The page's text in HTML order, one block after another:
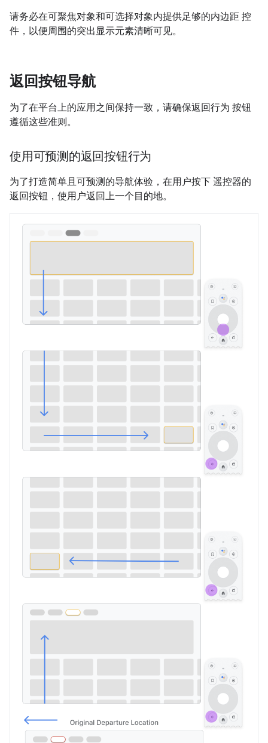
请务必在可聚焦对象和可选择对象内提供足够的内边距 控
件，以便周围的突出显示元素清晰可见。
返回按钮导航
为了在平台上的应用之间保持一致，请确保返回行为 按钮
遵循这些准则。
使用可预测的返回按钮行为
为了打造简单且可预测的导航体验，在用户按下 遥控器的
返回按钮，使用户返回上一个目的地。